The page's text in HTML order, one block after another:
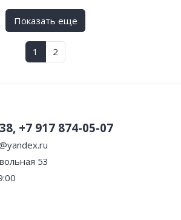
Показать еще
1 2
+7 917 874-05-07
53